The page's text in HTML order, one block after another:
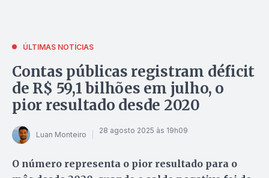
ÚLTIMAS NOTÍCIAS
Contas públicas registram déficit
de R$ 59,1 bilhões em julho, o
pior resultado desde 2020
Luan Monteiro 28 agosto 2025 às 19h09
O número representa o pior resultado para o